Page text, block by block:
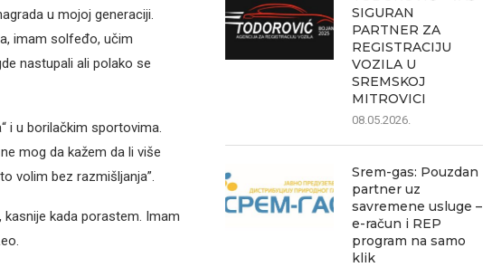
u mojoj generaciji.
imam solfeđo, učim
nastupali ali polako se
i u borilačkim sportovima.
mog da kažem da li više
volim bez razmišljanja”.
kasnije kada porastem. Imam
SIGURAN
PARTNER ZA
REGISTRACIJU
VOZILA U
SREMSKOJ
MITROVICI
08.05.2026.
Srem-gas: Pouzdan
partner uz
savremene usluge –
e-račun i REP
program na samo
klik